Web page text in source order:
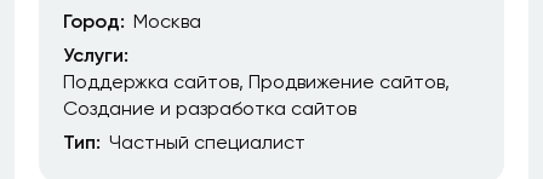
Город: Москва
Услуги:
Поддержка сайтов Продвижение сайтов
Создание и разработка сайтов
Тип: Частный специалист